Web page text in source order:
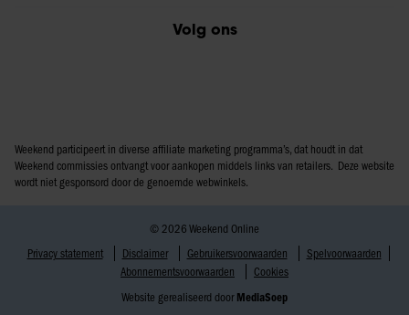
Volg ons
Weekend participeert in diverse affiliate marketing programma’s, dat houdt in dat
Weekend commissies ontvangt voor aankopen middels links van retailers. Deze website
wordt niet gesponsord door de genoemde webwinkels.
© 2026 Weekend Online
Privacy statement
Disclaimer Gebruikersvoorwaarden
Spelvoorwaarden
Abonnementsvoorwaarden
Cookies
Website gerealiseerd door MediaSoep